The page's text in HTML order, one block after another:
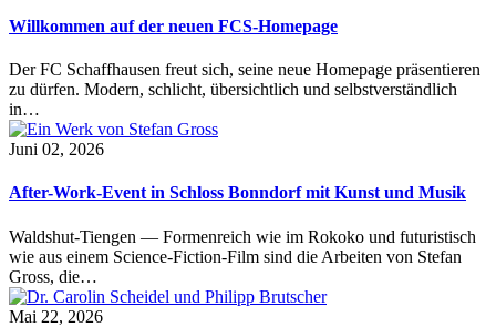
Willkommen auf der neuen FCS-Homepage
Der FC Schaffhausen freut sich, seine neue Homepage präsentieren
zu dürfen. Modern, schlicht, übersichtlich und selbstverständlich
in…
Juni 02, 2026
After-Work-Event in Schloss Bonndorf mit Kunst und Musik
Waldshut-Tiengen — Formenreich wie im Rokoko und futuristisch
wie aus einem Science-Fiction-Film sind die Arbeiten von Stefan
Gross, die…
Mai 22, 2026